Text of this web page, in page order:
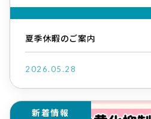
夏季休暇のご案内
2026.05.28
新着情報